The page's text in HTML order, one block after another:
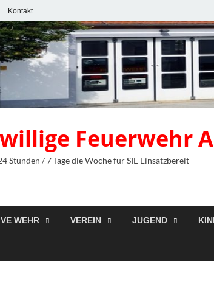
Kontakt
Feuerwehr
Stunden / 7 Tage die Woche für SIE Einsatzbereit
WEHR VEREIN JUGEND